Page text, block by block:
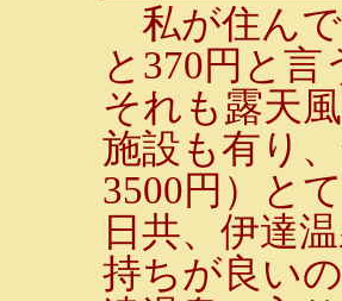
私が住んで
と370円と
それも露天
施設も有り
3500円）と
日共、伊達
持ちが良い